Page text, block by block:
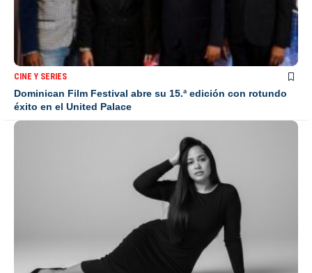
CINE Y SERIES
Dominican Film Festival abre su 15.ª edición con rotundo
éxito en el United Palace